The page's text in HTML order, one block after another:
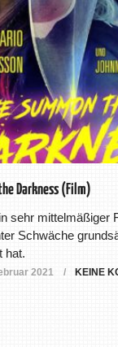
Darkness (Film)
sehr mittelmäßiger
Schwäche
hat.
2021 KEINE